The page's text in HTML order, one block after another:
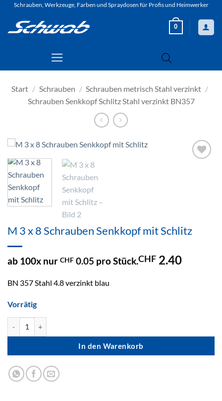
Zum
springen
Schrauben, Werkzeuge, Farben und Spraydosen für Profis und Heimwerker
0
Start / Schrauben / Schrauben metrisch Stahl verzinkt /
Schrauben Senkkopf Schlitz Stahl verzinkt BN357
M 3 x 8 Schrauben Senkkopf mit Schlitz
ab 100x nur CHF 0.05 pro Stück.CHF 2.40
BN 357 Stahl 4.8 verzinkt blau
Vorrätig
M 3 x 8 Schrauben Senkkopf mit Schlitz Menge
In den Warenkorb